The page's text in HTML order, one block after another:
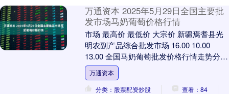
万通资本 2025年5月29日全国主要批
发市场马奶葡萄价格行情
市场 最高价 最低价 大宗价 新疆焉耆县光
明农副产品综合批发市场 16.00 10.00
13.00 全国马奶葡萄批发价格行情走势分析
万通资本 从今日全国马奶葡....
万通资本
分类：股票配资炒股
查看：84